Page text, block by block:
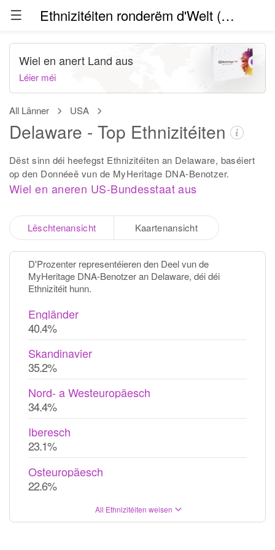
Ethnizitéiten ronderëm d'Welt (Beta)
All Länner USA
Delaware - Top Ethnizitéiten
Dëst sinn déi heefegst Ethnizitéiten an Delaware, baséiert
op den Donnéeë vun de MyHeritage DNA-Benotzer.
Wiel en aneren US-Bundesstaat aus
Wiel en anert Land aus
Léier méi
Lëschtenansicht Kaartenansicht
D'Prozenter representéieren den Deel vun de
MyHeritage DNA-Benotzer an Delaware, déi déi
Ethnizitéit hunn.
Engländer
40.4%
Skandinavier
35.2%
Nord- a Westeuropäesch
34.4%
Iberesch
23.1%
Osteuropäesch
22.6%
All Ethnizitéiten weisen